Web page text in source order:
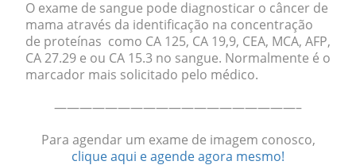
O exame de sangue pode diagnosticar o câncer de
mama através da identificação na concentração
de proteínas como CA 125, CA 19,9, CEA, MCA, AFP,
CA 27.29 e ou CA 15.3 no sangue. Normalmente é o
marcador mais solicitado pelo médico.
———————————————————–
Para agendar um exame de imagem conosco,
clique aqui e agende agora mesmo!